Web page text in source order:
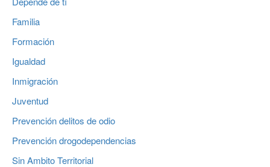
Familia
Formación
Igualdad
Inmigración
Juventud
Prevención delitos de odio
Prevención drogodependencias
Sin Ambito Territorial